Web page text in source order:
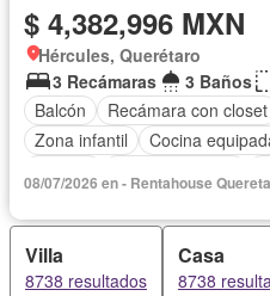
$ 4,382,996 MXN
Hércules, Querétaro
3 Recámaras
3 Baños
Balcón
Recámara con closet
Zona infantil
Cocina
08/07/2026 en - Rentahouse
Villa
8738 resultados
Casa
8738